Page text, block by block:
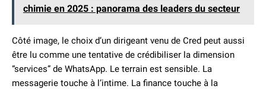
chimie en 2025 : panorama des leaders du secteur
Côté image, le choix d’un dirigeant venu de Cred peut aussi
être lu comme une tentative de crédibiliser la dimension
“services” de WhatsApp. Le terrain est sensible. La
messagerie touche à l’intime. La finance touche à la